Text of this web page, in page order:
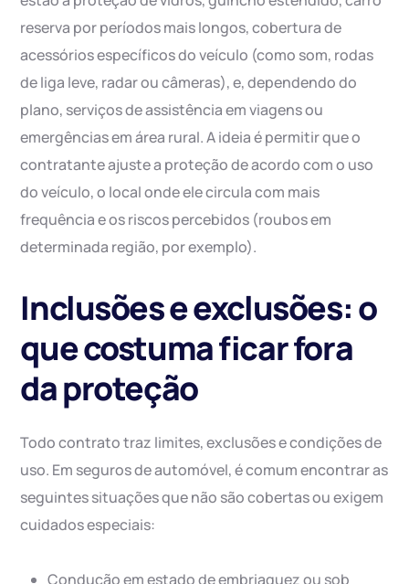
reserva por períodos mais longos, cobertura de
acessórios específicos do veículo (como som, rodas
de liga leve, radar ou câmeras), e, dependendo do
plano, serviços de assistência em viagens ou
emergências em área rural. A ideia é permitir que o
contratante ajuste a proteção de acordo com o uso
do veículo, o local onde ele circula com mais
frequência e os riscos percebidos (roubos em
determinada região, por exemplo).
Inclusões e exclusões: o
que costuma ficar fora
da proteção
Todo contrato traz limites, exclusões e condições de
uso. Em seguros de automóvel, é comum encontrar as
seguintes situações que não são cobertas ou exigem
cuidados especiais:
Condução em estado de embriaguez ou sob